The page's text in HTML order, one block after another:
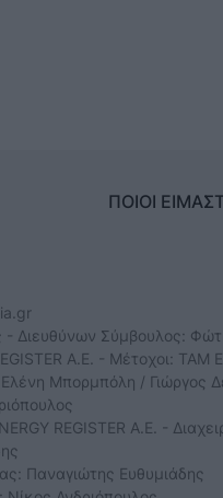
ΠΟΙΟΙ
Διευθύνων Σύμβουλος:
Α.Ε. - Μέτοχοι: TAM
Μπορμπόλη / Γιώργος
REGISTER Α.Ε. -
Παναγιώτης Ευθυμιάδης